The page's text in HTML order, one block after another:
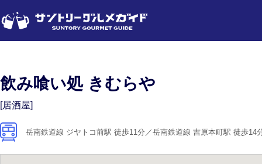
飲み喰い処 きむらや
[居酒屋]
岳南鉄道線 ジヤトコ前駅 徒歩11分／岳南鉄道線 吉原本町駅 徒歩14